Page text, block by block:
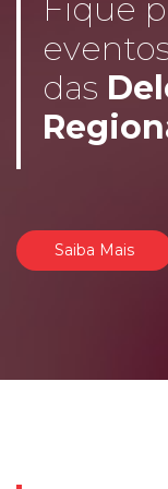
Fique
das
Saiba Mais